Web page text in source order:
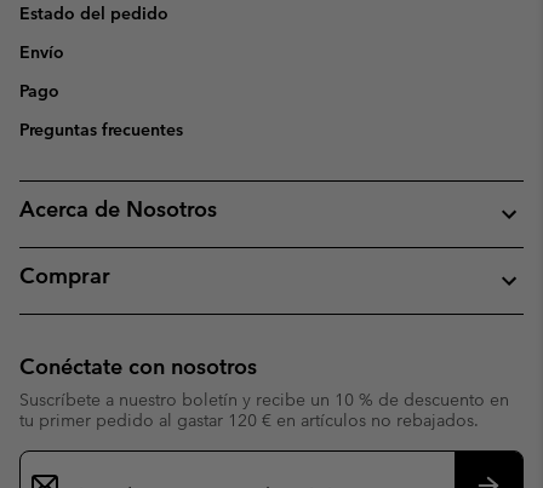
Estado del pedido
Envío
Pago
Preguntas frecuentes
Acerca de Nosotros
Comprar
Conéctate con nosotros
Suscríbete a nuestro boletín y recibe un 10 % de descuento en
tu primer pedido al gastar 120 € en artículos no rebajados.
Suscripción